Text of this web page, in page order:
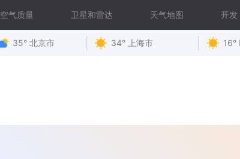
空气质量 卫星和雷达 天气地图 开发
35° 北京市 34° 上海市 16°